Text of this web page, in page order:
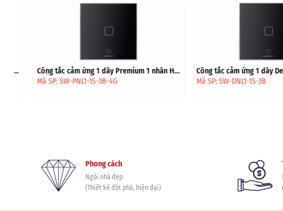
Công tắc cảm ứng 1 dây Premium 1 nhân HV
- Đen viền vàng
Mã SP: SW-PNL1-1S-3B-4G
Công tắc cảm ứng 1 dây Deluxe
Mã SP: SW-DNL1-1S-3B
Phong cách
Ngôi nhà đẹp
(Thiết kế đột phá, hiện đại)